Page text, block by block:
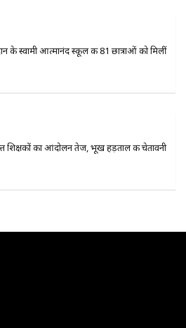
के स्वामी आत्मानंद स्कूल की 81 छात्राओं को मिलीं
शिक्षकों का आंदोलन तेज, भूख हड़ताल की चेतावनी